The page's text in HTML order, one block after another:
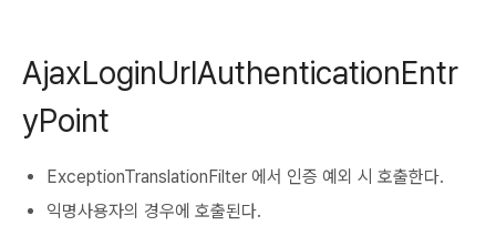
AjaxLoginUrlAuthenticationEntr
yPoint
ExceptionTranslationFilter 에서 인증 예외 시 호출한다.
익명사용자의 경우에 호출된다.